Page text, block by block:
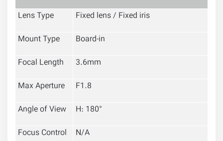
Lens Type
Fixed lens / Fixed iris
Mount Type
Board-in
Focal Length
3.6mm
Max Aperture
F1.8
Angle of View
H: 180°
Focus Control
N/A